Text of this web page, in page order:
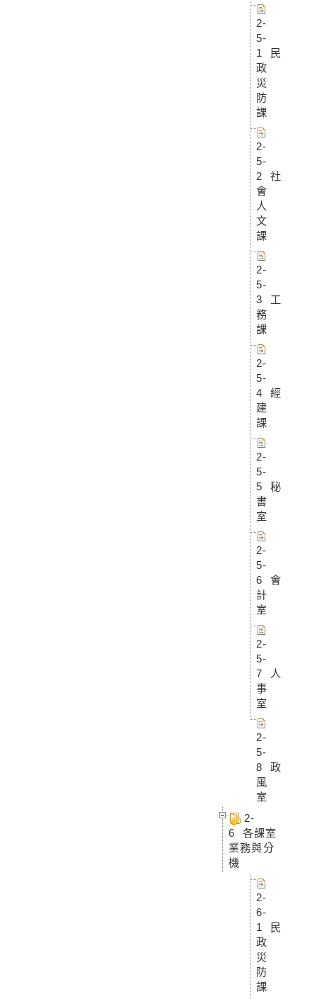
2-
5-
1 民
政
災
防
課
2-
5-
2 社
會
人
文
課
2-
5-
3 工
務
課
2-
5-
4 經
建
課
2-
5-
5 秘
書
室
2-
5-
6 會
計
室
2-
5-
7 人
事
室
2-
5-
8 政
風
室
2-
6 各課室
業務與分
機
2-
6-
1 民
政
災
防
課